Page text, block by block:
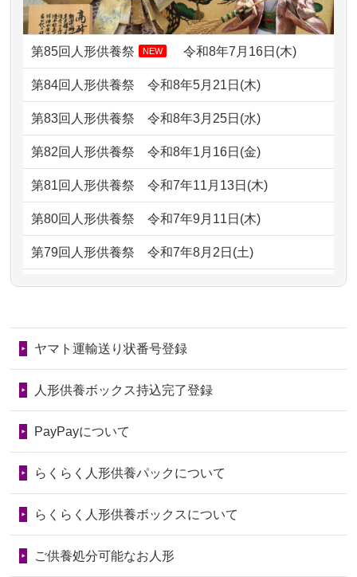
2026/07/08誰も住んでいない実家の片付けを始め
ました。 ...
2026/07/069年間自由が丘店を見守ってくれてあり
がとう。
2026/07/05 しっかりとお人形たちの供養をしてい
ただけると...
2026/06/30長年大事にしてきた雛人形です、供養
ガラスケースのまま引き取ってくださ
るのが助か...
ました。お...
2026/06/28きちんと供養していただけると思った
ので、お願...
いたことが...
2026/06/28老後のことを考え体力のあるうちに身
2026/06/28人形たちに これまで本当にありがとう
天...
2024/01/13供養申込みの後、供養祭までお人形は
どうなってるのですか？
2024/01/13会社のようですが、きちんと供養して
供養が終わったお人形以外はどうして
るのですか？
しょうか？
2024/01/04ガラスケースは外しても良いですか？
第85回人形供養祭 NEW 令和8年7月16日(木)
第84回人形供養祭令和8年5月21日(木)
第83回人形供養祭令和8年3月25日(水)
第82回人形供養祭令和8年1月16日(金)
第81回人形供養祭令和7年11月13日(木)
第80回人形供養祭令和7年9月11日(木)
第79回人形供養祭令和7年8月2日(土)
第78回人形供養祭令和7年6月20日(金)
第76回人形供養祭令和7年2月28日(金)
第75回人形供養祭令和7年1月17日(金)
第73回人形供養祭令和6年10月17日(木)
第71回人形供養祭令和6年8月1日(木)
第70回人形供養祭令和6年6月21日(金)
ヤマト運輸送り状番号登録
人形供養ボックス持込完了登録
PayPayについて
らくらく人形供養パックについて
らくらく人形供養ボックスについて
ご供養処分可能なお人形